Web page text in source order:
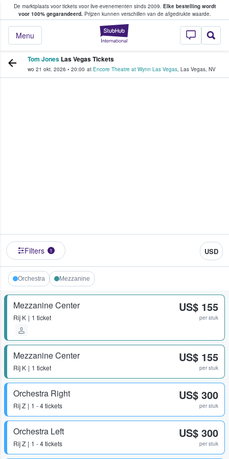
De marktplaats voor tickets voor live-evenementen sinds 2009. Elke bestelling wordt
voor 100% gegarandeerd.Prijzen kunnen verschillen van de afgedrukte waarde.
StubHub: waar
Menu
tickets kopen en verkopen
Tom Jones Las Vegas Tickets
wo 21 okt. 2026 • 20:00 at Encore Theatre at Wynn Las Vegas, Las Vegas, NV
Filters 1 USD
Orchestra Mezzanine
Mezzanine Center
Rij K 1 ticket
US$ 155
per stuk
Mezzanine Center
Rij K 1 ticket
US$ 155
per stuk
Orchestra Right
RijZ 1 - 4 tickets
US$ 300
per stuk
Orchestra Left
RijZ 1 - 4 tickets
US$ 300
per stuk